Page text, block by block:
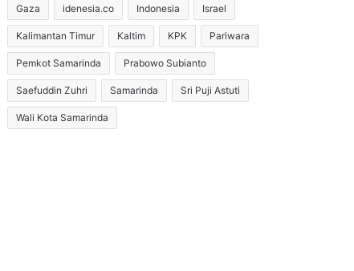
Gaza idenesia.co Indonesia Israel
Kalimantan Timur Kaltim KPK Pariwara
Pemkot Samarinda Prabowo Subianto
Saefuddin Zuhri Samarinda Sri Puji Astuti
Wali Kota Samarinda